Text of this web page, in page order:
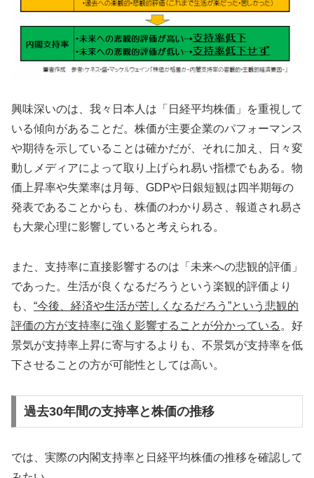
興味深いのは、我々日本人は「日経平均株価」を重視して
いる傾向があることだ。株価が主要企業のパフォーマンス
や期待を示していることは確かだが、それに加え、日々変
動しメディアによって取り上げられ易い指標でもある。物
価上昇率や失業率は月毎、GDPや日銀短観は四半期毎の
発表であることからも、株価のわかり易さ、報道され易さ
も大衆心理に影響していると考えられる。
また、支持率に直接影響するのは「未来への悲観的評価」
であった。生活が良くなるだろうという楽観的評価より
も、 “今後、経済や生活が苦しくなるだろう”という悲観的
評価の方が支持率に強く影響することが分かっている 。好
景気が支持率上昇に寄与するよりも、不景気が支持率を低
下させることの方が可能性としては高い。
過去30年間の支持率と株価の推移
では、実際の内閣支持率と日経平均株価の推移を確認して